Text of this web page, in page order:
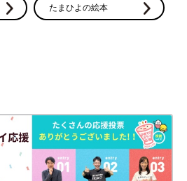
たまひよの絵本